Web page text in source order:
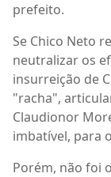
prefeito.
Se Chico Neto
neutralizar os
insurreição de
"racha",
Claudionor
imbatível, para
Porém, não foi